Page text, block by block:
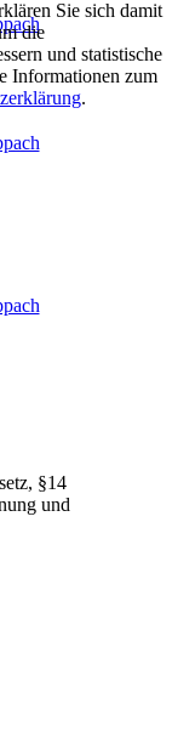
§14
und
Sie sich damit
die
und statistische
Informationen zum
.